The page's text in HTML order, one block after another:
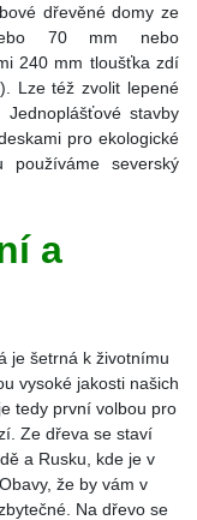
dřevěné domy ze
70 mm nebo
240 mm tloušťka zdí
Lze též zvolit lepené
stavby
pro ekologické
používáme severský
a
je šetrná k životnímu
vysoké jakosti našich
tedy první volbou pro
Ze dřeva se staví
a Rusku, kde je v
že by vám v
Na dřevo se